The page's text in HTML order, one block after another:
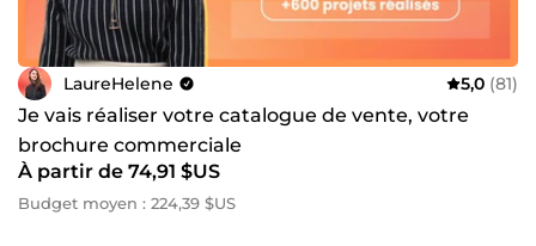
LaureHelene 5,0 (81)
Je vais réaliser votre catalogue de vente, votre
brochure commerciale
À partir de 74,91 $US
Budget moyen : 224,39 $US